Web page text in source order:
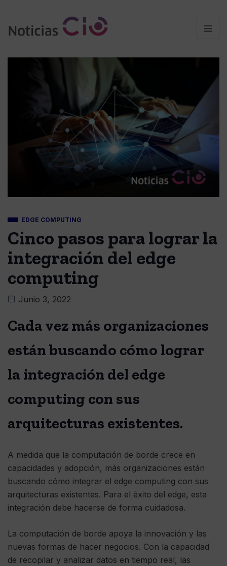
EDGE COMPUTING
Cinco pasos para lograr la
integración del edge
computing
Junio 3, 2022
Cada vez más organizaciones
están buscando cómo lograr
la integración del edge
computing con sus
arquitecturas existentes.
A medida que la computación de borde crece en
capacidades y adopción, más organizaciones están
buscando cómo integrar el edge computing con sus
arquitecturas existentes. Para el éxito del edge, esta
integración debe hacerse de forma cuidadosa.
La computación de borde apoya la innovación y las
nuevas formas de hacer negocios. Con la capacidad
de recopilar y analizar datos en tiempo real, las